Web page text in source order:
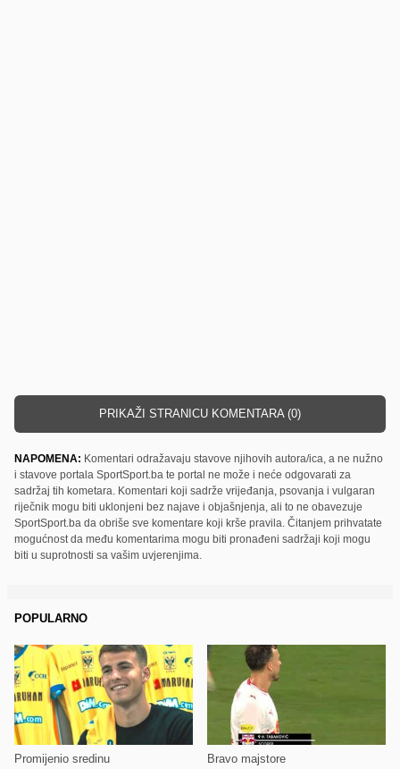
PRIKAŽI STRANICU KOMENTARA (0)
NAPOMENA: Komentari odražavaju stavove njihovih autora/ica, a ne nužno
i stavove portala SportSport.ba te portal ne može i neće odgovarati za
sadržaj tih kometara. Komentari koji sadrže vrijeđanja, psovanja i vulgaran
riječnik mogu biti uklonjeni bez najave i objašnjenja, ali to ne obavezuje
SportSport.ba da obriše sve komentare koji krše pravila. Čitanjem prihvatate
mogućnost da među komentarima mogu biti pronađeni sadržaji koji mogu
biti u suprotnosti sa vašim uvjerenjima.
POPULARNO
Promijenio sredinu Bravo majstore